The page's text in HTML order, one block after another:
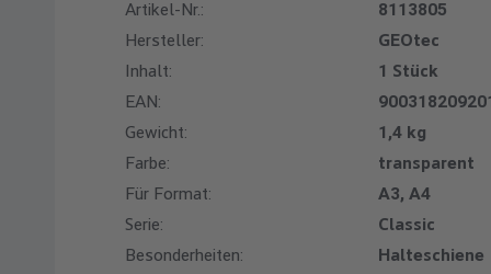
Artikel-Nr.:
8113805
Hersteller:
GEOtec
Inhalt:
1 Stück
EAN:
Gewicht:
1,4 kg
Farbe:
transparent
Für Format:
A3, A4
Serie:
Classic
Besonderheiten:
Halteschiene